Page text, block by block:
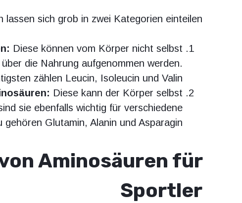
lassen sich grob in zwei Kategorien einteilen:
Diese können vom Körper nicht selbst
die Nahrung aufgenommen werden.
zählen Leucin, Isoleucin und Valin.
Diese kann der Körper selbst
sie ebenfalls wichtig für verschiedene
Glutamin, Alanin und Asparagin.
Aminosäuren für
Sportler